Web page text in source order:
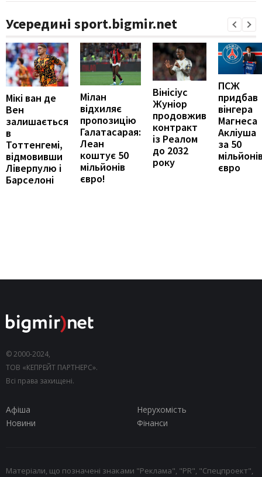
Усередині sport.bigmir.net
Мікі ван де
Вен
залишається
в
Тоттенгемі,
відмовивши
Ліверпулю і
Барселоні
Мілан
відхиляє
пропозицію
Галатасарая:
Леан
коштує 50
мільйонів
євро!
Вінісіус
Жуніор
продовжив
контракт
із Реалом
до 2032
року
ПСЖ
придбав
вінгера
Магнеса
Акліуша
за 50
євро
© 2000-2024,
ТОВ «КЕПРЕЙТ ПАРТНЕРС».
Всі права захищені.
Афіша
Нерухомість
Новини
Фінанси
Матеріали, що позначені знаками "Реклама", "PR", "Спецпроект",